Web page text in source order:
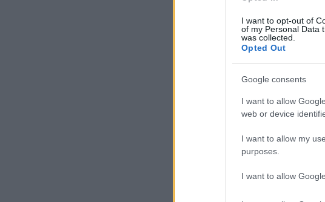
I want to opt-out of
of my Personal Data
was collected.
Opted Out
Google consents
I want to allow
web or device
I want to allow my
purposes.
I want to allow